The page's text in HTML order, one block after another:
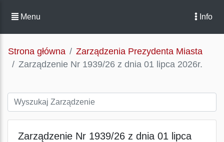
Menu Info
Strona główna
Zarządzenia Prezydenta Miasta
Zarządzenie Nr 1939/26 z dnia 01 lipca 2026r.
Zarządzenie Nr 1939/26 z dnia 01 lipca